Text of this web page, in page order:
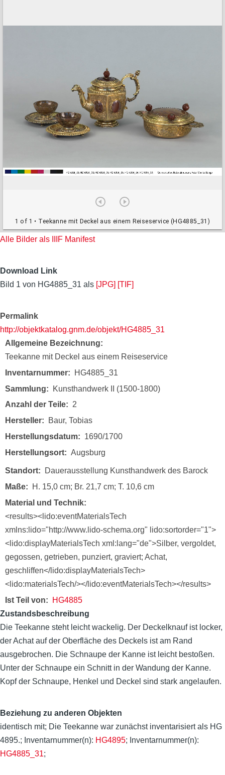
d
r
1 of 1 • Teekanne mit Deckel aus einem Reiseservice (HG4885_31)
Alle Bilder als IIIF Manifest
Download Link
Bild 1 von HG4885_31 als [JPG] [TIF]
Permalink
http://objektkatalog.gnm.de/objekt/HG4885_31
Allgemeine Bezeichnung
Teekanne mit Deckel aus einem Reiseservice
Inventarnummer
HG4885_31
Sammlung
Kunsthandwerk II (1500-1800)
Anzahl der Teile
2
Hersteller
Baur, Tobias
Herstellungsdatum
1690/1700
Herstellungsort
Augsburg
Standort
Dauerausstellung Kunsthandwerk des Barock
Maße
H. 15,0 cm; Br. 21,7 cm; T. 10,6 cm
Material und Technik
<results><lido:eventMaterialsTech
xmlns:lido="http://www.lido-schema.org" lido:sortorder="1">
<lido:displayMaterialsTech xml:lang="de">Silber, vergoldet,
gegossen, getrieben, punziert, graviert; Achat,
geschliffen</lido:displayMaterialsTech>
<lido:materialsTech/></lido:eventMaterialsTech></results>
Ist Teil von
HG4885
Zustandsbeschreibung
Die Teekanne steht leicht wackelig. Der Deckelknauf ist locker,
der Achat auf der Oberfläche des Deckels ist am Rand
ausgebrochen. Die Schnaupe der Kanne ist leicht bestoßen.
Unter der Schnaupe ein Schnitt in der Wandung der Kanne.
Kopf der Schnaupe, Henkel und Deckel sind stark angelaufen.
Beziehung zu anderen Objekten
identisch mit; Die Teekanne war zunächst inventarisiert als HG
4895.; Inventarnummer(n): HG4895; Inventarnummer(n):
HG4885_31;